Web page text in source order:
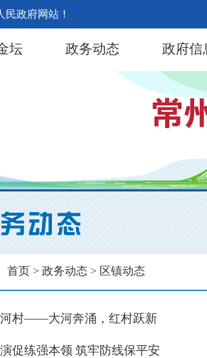
政府网站！
坛 政务动态 政府信
首页 > 政务动态 > 区镇动态
河村——大河奔涌，红村跃新
促练强本领 筑牢防线保平安